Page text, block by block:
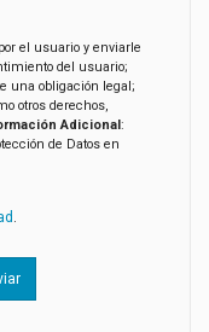
el usuario y enviarle
del usuario;
una obligación legal;
otros derechos,
Adicional :
de Datos en